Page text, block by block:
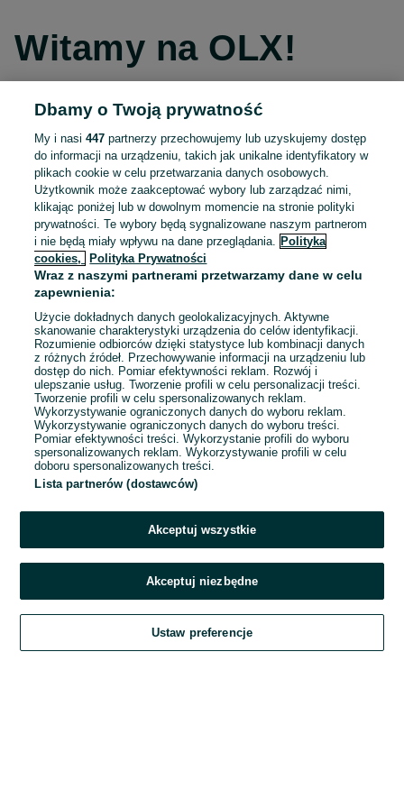
Witamy na OLX!
Kontynuuj przez Facebooka
Kontynuuj przez konto Apple
Kontynuuj przez konto Google
LUB
E-mail
Hasło
Zaloguj się
Kontynuując za pośrednictwem jednego z dostawców wskazanych powyżej,
OLX.pl w jego aktualnym brzmieniu.
Dbamy o Twoją prywatność
My i nasi447 partnerzy przechowujemy lub uzyskujemy dostęp
do informacji na urządzeniu, takich jak unikalne identyfikatory w
plikach cookie w celu przetwarzania danych osobowych.
Użytkownik może zaakceptować wybory lub zarządzać nimi,
klikając poniżej lub w dowolnym momencie na stronie polityki
prywatności. Te wybory będą sygnalizowane naszym partnerom
i nie będą miały wpływu na dane przeglądania.
Polityka
cookies,
Polityka Prywatności
Wraz z naszymi partnerami przetwarzamy dane w celu
zapewnienia:
Użycie dokładnych danych geolokalizacyjnych. Aktywne
skanowanie charakterystyki urządzenia do celów identyfikacji.
Rozumienie odbiorców dzięki statystyce lub kombinacji danych
z różnych źródeł. Przechowywanie informacji na urządzeniu lub
dostęp do nich. Pomiar efektywności reklam. Rozwój i
ulepszanie usług. Tworzenie profili w celu personalizacji treści.
Tworzenie profili w celu spersonalizowanych reklam.
Wykorzystywanie ograniczonych danych do wyboru reklam.
Wykorzystywanie ograniczonych danych do wyboru treści.
Pomiar efektywności treści. Wykorzystanie profili do wyboru
spersonalizowanych reklam. Wykorzystywanie profili w celu
doboru spersonalizowanych treści.
Lista partnerów (dostawców)
Akceptuj wszystkie
Akceptuj niezbędne
Ustaw preferencje